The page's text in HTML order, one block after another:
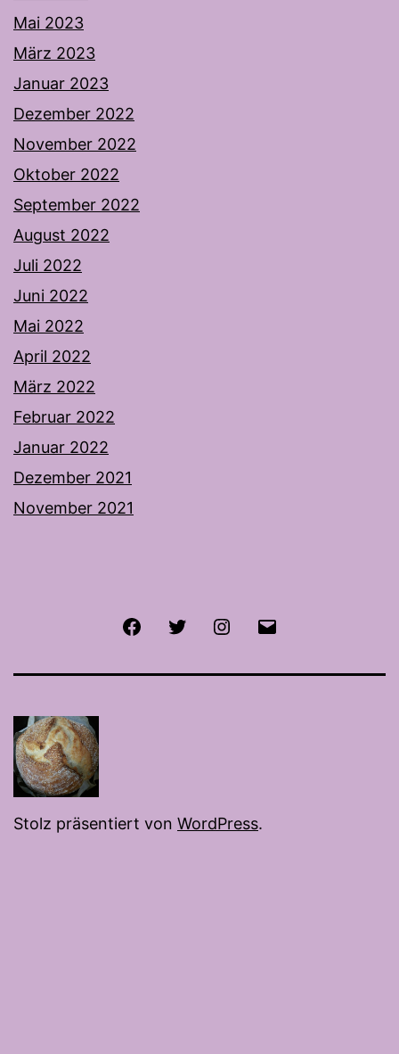
Mai 2023
März 2023
Januar 2023
Dezember 2022
November 2022
Oktober 2022
September 2022
August 2022
Juli 2022
Juni 2022
Mai 2022
April 2022
März 2022
Februar 2022
Januar 2022
Dezember 2021
November 2021
FacebookTwitter Instagram
Stolz präsentiert von WordPress.